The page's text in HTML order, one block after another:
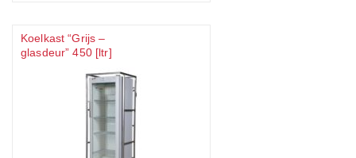
Koelkast “Grijs –
glasdeur” 450 [ltr]